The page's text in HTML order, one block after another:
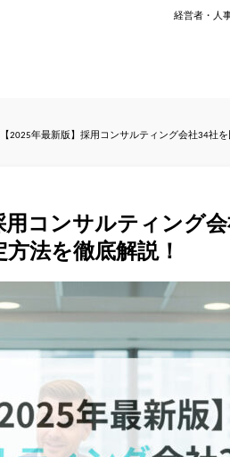
経営者・人
【2025年最新版】採用コンサルティング会社34社
用コンサルティング
法を徹底解説！